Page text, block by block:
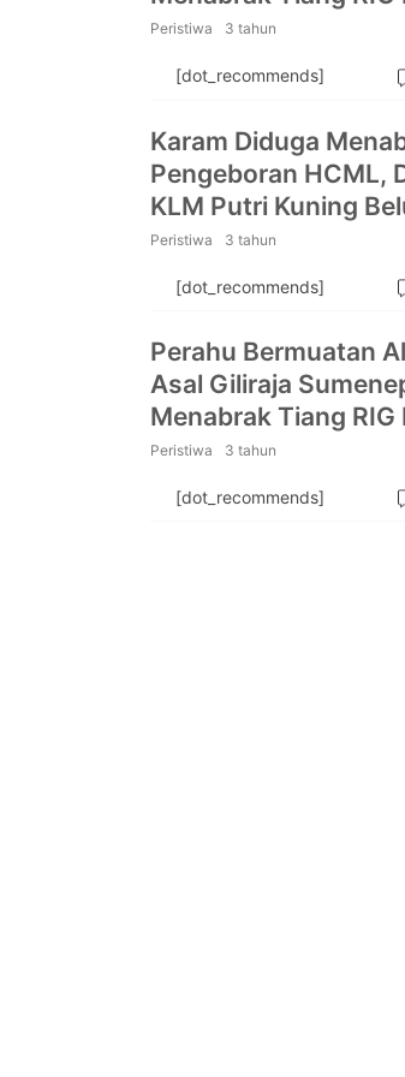
HCML
Peristiwa 3 tahun
[dot_recommends]
Karam Diduga
Pengeboran HCML,
KLM Putri Kuning
Peristiwa 3 tahun
[dot_recommends]
Perahu Bermuatan
Asal Giliraja
Menabrak Tiang
HCML
Peristiwa 3 tahun
[dot_recommends]